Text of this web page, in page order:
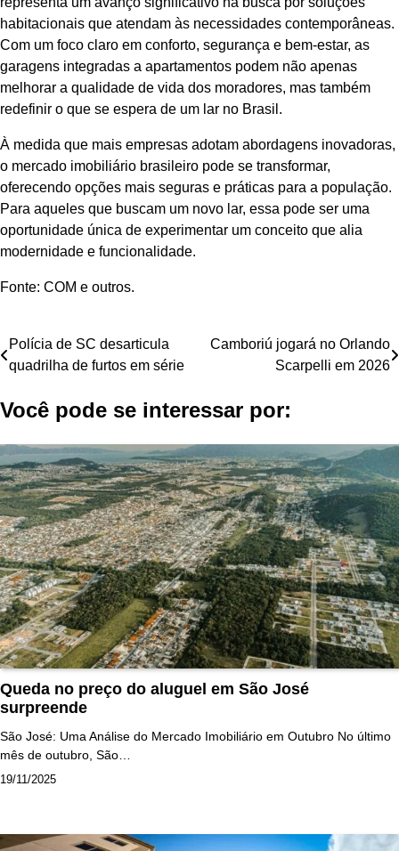
habitacionais que atendam às necessidades contemporâneas.
Com um foco claro em conforto, segurança e bem-estar, as
garagens integradas a apartamentos podem não apenas
melhorar a qualidade de vida dos moradores, mas também
redefinir o que se espera de um lar no Brasil.
À medida que mais empresas adotam abordagens inovadoras,
o mercado imobiliário brasileiro pode se transformar,
oferecendo opções mais seguras e práticas para a população.
Para aqueles que buscam um novo lar, essa pode ser uma
oportunidade única de experimentar um conceito que alia
modernidade e funcionalidade.
Fonte: COM e outros.
Navegação
de
Post
Polícia de SC desarticula
quadrilha de furtos em série
Camboriú jogará no Orlando
Scarpelli em 2026
Você pode se interessar por:
Queda no preço do aluguel em São José
surpreende
São José: Uma Análise do Mercado Imobiliário em Outubro No último
mês de outubro, São…
19/11/2025